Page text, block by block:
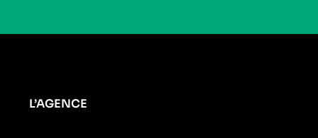
L’AGENCE